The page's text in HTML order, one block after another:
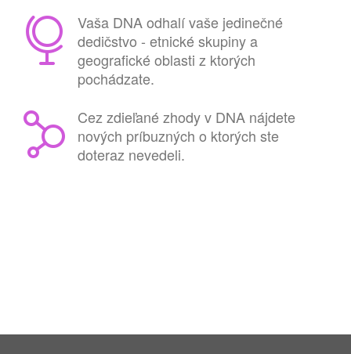
Vaša DNA odhalí vaše jedinečné
dedičstvo - etnické skupiny a
geografické oblasti z ktorých
pochádzate.
Cez zdieľané zhody v DNA nájdete
nových príbuzných o ktorých ste
doteraz nevedeli.